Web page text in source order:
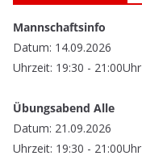
Mannschaftsinfo
Datum: 14.09.2026
Uhrzeit: 19:30 - 21:00Uhr
Übungsabend Alle
Datum: 21.09.2026
Uhrzeit: 19:30 - 21:00Uhr